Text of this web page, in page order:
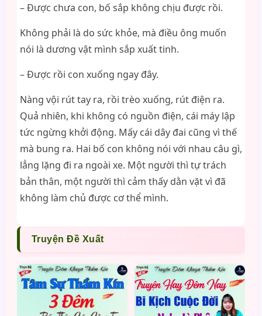
– Được chưa con, bố sắp không chịu được rồi.
Không phải là do sức khỏe, mà điều ông muốn
nói là dương vật mình sắp xuất tinh.
– Được rồi con xuống ngay đây.
Nàng vội rút tay ra, rồi trèo xuống, rút điện ra.
Quả nhiên, khi không có nguồn điện, cái máy lập
tức ngừng khởi động. Mấy cái dây đai cũng vì thế
mà bung ra. Hai bố con không nói với nhau câu gì,
lẳng lặng đi ra ngoài xe. Một người thì tự trách
bản thân, một người thì cảm thấy dằn vặt vì đã
không làm chủ được cơ thể mình.
Truyện Đề Xuất